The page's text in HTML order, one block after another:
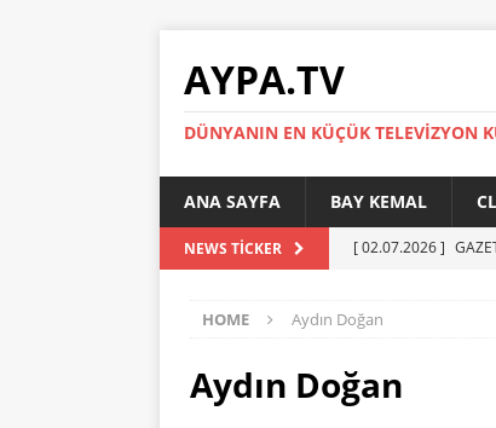
AYPA.TV
DÜNYANIN EN KÜÇÜK TELEVIZYON
ANA SAYFA BAY KEMAL
NEWS TICKER [ 02.07.2026 ]
[ 27.05.2026 ]
[ 19.05.2026 ]
[ 05.07.2026 ]
HOME Aydın Doğan
Aydın Doğan